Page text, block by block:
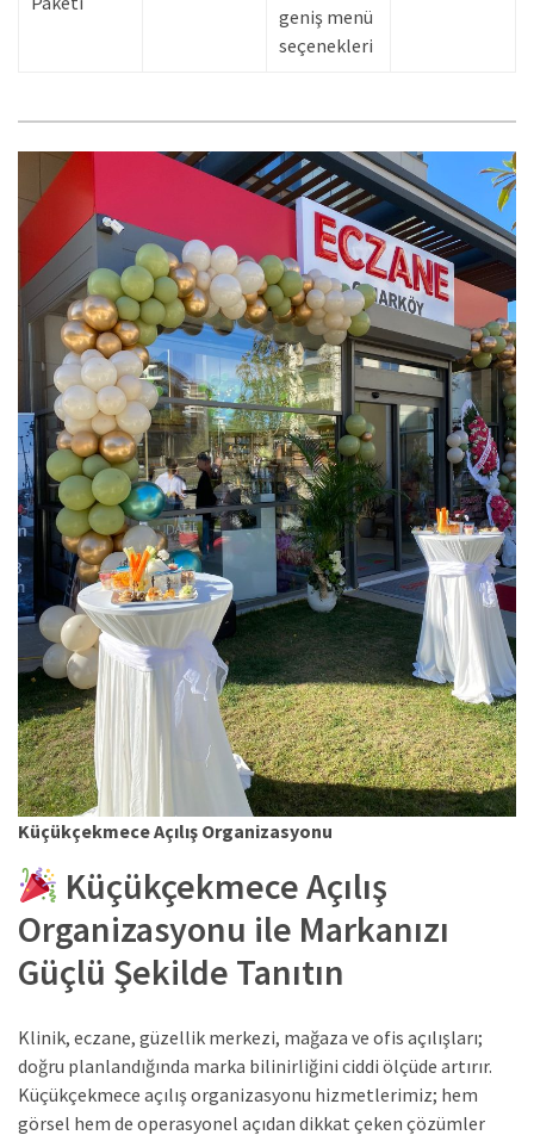
geniş menü
seçenekleri
Küçükçekmece Açılış Organizasyonu
Küçükçekmece Açılış
Organizasyonu ile Markanızı
Güçlü Şekilde Tanıtın
Klinik, eczane, güzellik merkezi, mağaza ve ofis açılışları;
doğru planlandığında marka bilinirliğini ciddi ölçüde artırır.
Küçükçekmece açılış organizasyonu hizmetlerimiz; hem
görsel hem de operasyonel açıdan dikkat çeken çözümler